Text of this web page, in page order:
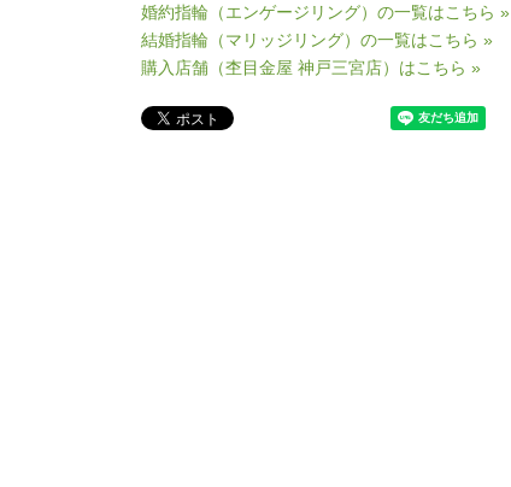
婚約指輪（エンゲージリング）の一覧はこちら »
結婚指輪（マリッジリング）の一覧はこちら »
購入店舗（杢目金屋 神戸三宮店）はこちら »